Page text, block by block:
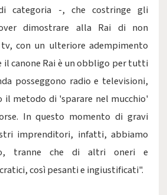
categoria -, che costringe gli
dimostrare alla Rai di non
con un ulteriore adempimento
il canone Rai è un obbligo per tutti
posseggono radio e televisioni,
il metodo di 'sparare nel mucchio'
In questo momento di gravi
imprenditori, infatti, abbiamo
tranne che di altri oneri e
così pesanti e ingiustificati".